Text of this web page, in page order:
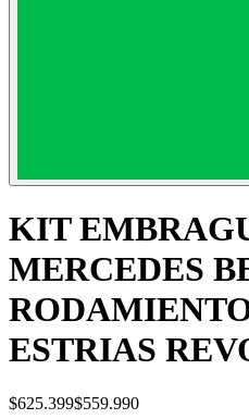
KIT
MERCEDES
ESTRIAS
$625.399$559.990